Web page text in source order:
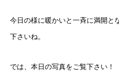
今日の様に暖かいと一斉に満開と
下さいね。
では、本日の写真をご覧下さい！